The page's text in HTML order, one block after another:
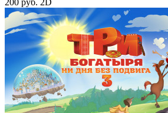
200 руб. 2D